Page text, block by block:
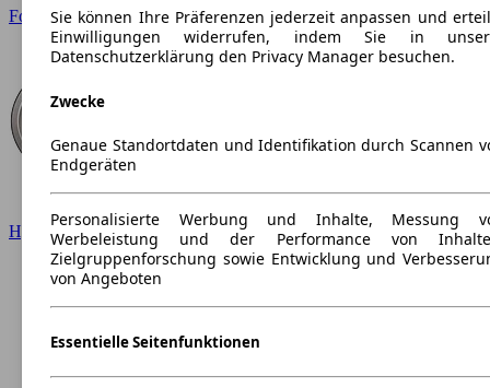
Ford
Hyundai
Sie können Ihre Präferenzen jederzeit anpassen und
Einwilligungen widerrufen, indem Sie in
Datenschutzerklärung den Privacy Manager besuchen.
Zwecke
Genaue Standortdaten und Identifikation durch Scannen
Endgeräten
Personalisierte Werbung und Inhalte, Messung
Werbeleistung und der Performance von
Zielgruppenforschung sowie Entwicklung und
von Angeboten
Essentielle Seitenfunktionen